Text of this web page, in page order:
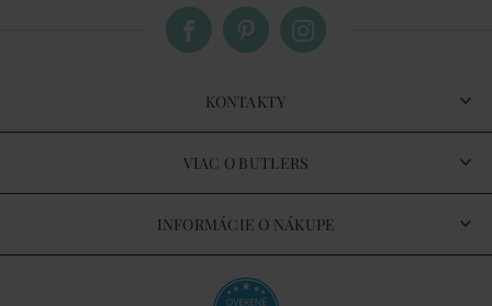
KONTAKTY
VIAC O BUTLERS
INFORMÁCIE O NÁKUPE